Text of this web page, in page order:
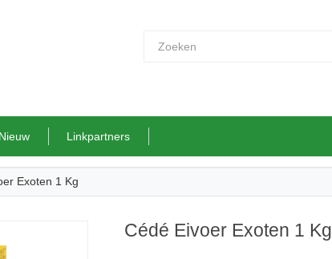
Nieuw Linkpartners
Exoten 1 Kg
Cédé Eivoer Exoten 1 Kg